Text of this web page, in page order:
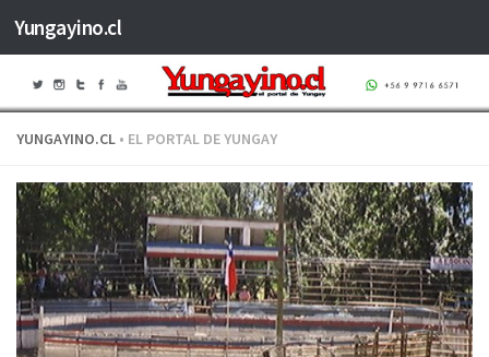
Saltar al contenido
Yungayino.cl
YUNGAYINO.CL • EL PORTAL DE YUNGAY